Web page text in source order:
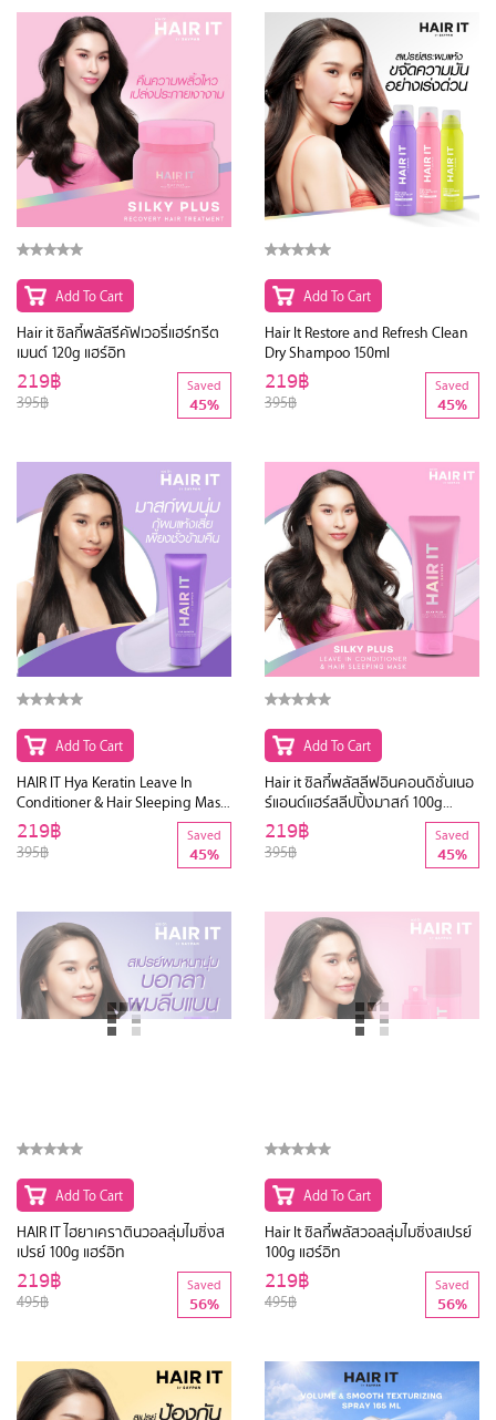
Add To Cart
Hair it ซิลกี้พลัสรีคัฟเวอรี่แฮร์ทรีต
เมนต์ 120g แฮร์อิท
395฿
219฿ Saved
45%
Add To Cart
Hair It Restore and Refresh Clean
Dry Shampoo 150ml
395฿
219฿ Saved
45%
Add To Cart
HAIR IT Hya Keratin Leave In
Conditioner & Hair Sleeping Mask
100g
395฿
219฿ Saved
45%
Add To Cart
Hair it ซิลกี้พลัสลีฟอินคอนดิชั่นเนอ
ร์แอนด์แฮร์สลีปปิ้งมาสก์ 100g
แฮร์อิท
395฿
219฿ Saved
45%
Add To Cart
HAIR IT ไฮยาเคราตินวอลลุ่มไมซิ่งส
เปรย์ 100g แฮร์อิท
495฿
219฿ Saved
56%
Add To Cart
Hair It ซิลกี้พลัสวอลลุ่มไมซิ่งสเปรย์
100g แฮร์อิท
495฿
219฿ Saved
56%